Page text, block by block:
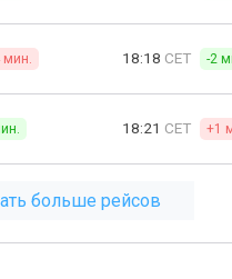
мин. 18:18 CET -2
18:21 CET +1
больше рейсов